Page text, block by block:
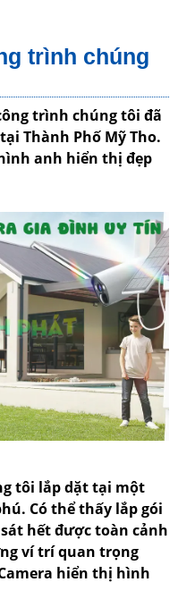
trình chúng
trình chúng tôi đã
Thành Phố Mỹ Tho.
anh hiển thị đẹp
tôi lắp dặt tại một
Có thể thấy lắp gói
hết được toàn cảnh
ví trí quan trọng
hiển thị hình